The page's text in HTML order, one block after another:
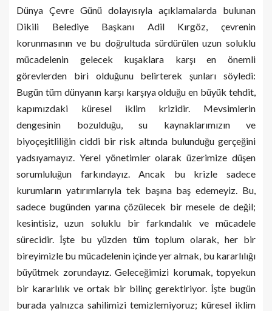
Dünya Çevre Günü dolayısıyla açıklamalarda bulunan
Dikili Belediye Başkanı Adil Kırgöz,
çevrenin
korunmasının ve bu doğrultuda sürdürülen uzun soluklu
mücadelenin gelecek kuşaklara karşı en önemli
görevlerden biri olduğunu belirterek şunları söyledi:
Bugün tüm dünyanın karşı karşıya olduğu en büyük tehdit,
kapımızdaki küresel iklim krizidir. Mevsimlerin
dengesinin bozulduğu, su kaynaklarımızın ve
biyoçeşitliliğin ciddi bir risk altında bulunduğu gerçeğini
yadsıyamayız. Yerel yönetimler olarak üzerimize düşen
sorumluluğun farkındayız. Ancak bu krizle sadece
kurumların yatırımlarıyla tek başına baş edemeyiz. Bu,
sadece bugünden yarına çözülecek bir mesele de değil;
kesintisiz, uzun soluklu bir farkındalık ve mücadele
sürecidir. İşte bu yüzden tüm toplum olarak, her bir
bireyimizle bu mücadelenin içinde yer almak, bu kararlılığı
büyütmek zorundayız. Geleceğimizi korumak, topyekun
bir kararlılık ve ortak bir bilinç gerektiriyor. İşte bugün
burada yalnızca sahilimizi temizlemiyoruz; küresel iklim